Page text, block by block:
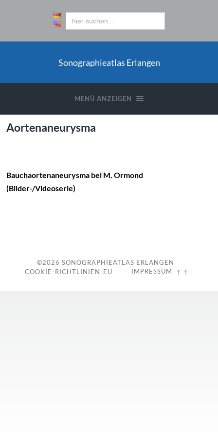
Sonographieatlas Erlangen
MENÜ ANZEIGEN
Aortenaneurysma
Bauchaortenaneurysma bei M. Ormond
(Bilder-/Videoserie)
©2026 SONOGRAPHIEATLAS ERLANGEN
IMPRESSUM
COOKIE-RICHTLINIEN-EU ↑ ↑